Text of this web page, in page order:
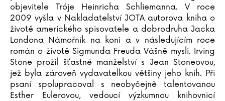
Urszula Staniszewska
Kristýna Staňková
Christiane Steffan
Tanja Steinbach
John Steinbeck
Miloslav Stingl
Bram Stoker
objevitele Tróje Heinricha Schliemanna. V roce
2009 vyšla v Nakladatelství JOTA autorova kniha o
životě amerického spisovatele a dobrodruha Jacka
Londona Námořník na koni a v následujícím roce
román o životě Sigmunda Freuda Vášně mysli. Irving
Stone prožil šťastné manželství s Jean Stoneovou,
jež byla zároveň vydavatelkou většiny jeho knih. Při
psaní spolupracoval s neobyčejně talentovanou
Esther Eulerovou, vedoucí výzkumnou knihovnicí